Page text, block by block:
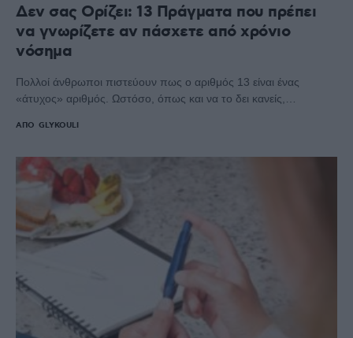
Δεν σας Ορίζει: 13 Πράγματα που πρέπει
να γνωρίζετε αν πάσχετε από χρόνιο
νόσημα
Πολλοί άνθρωποι πιστεύουν πως ο αριθμός 13 είναι ένας
«άτυχος» αριθμός. Ωστόσο, όπως και να το δει κανείς,…
ΑΠΌ GLYKOULI